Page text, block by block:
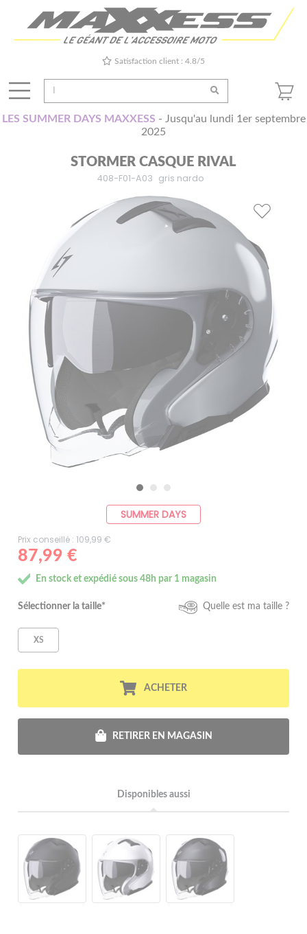
Satisfaction client : 4.8/5
LES SUMMER DAYS MAXXESS - Jusqu'au lundi 1er septembre
2025
STORMER CASQUE RIVAL
408-F01-A03 gris nardo
SUMMER DAYS
Prix conseillé : 109,99 €
87,99 €
En stock et expédié sous 48h par 1 magasin
Sélectionner la taille* Quelle est ma taille ?
XS
ACHETER
RETIRER EN MAGASIN
Disponibles aussi